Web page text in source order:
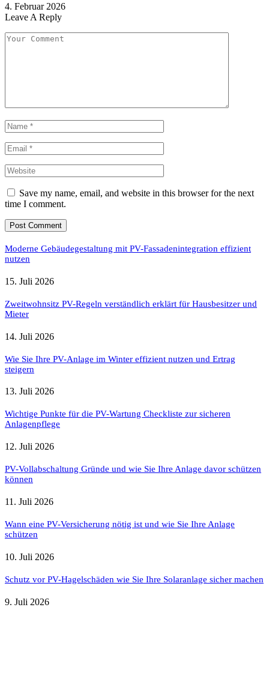
4. Februar 2026
Leave A Reply
Save my name, email, and website in this browser for the next
time I comment.
Moderne Gebäudegestaltung mit PV-Fassadenintegration effizient
nutzen
15. Juli 2026
Zweitwohnsitz PV-Regeln verständlich erklärt für Hausbesitzer und
Mieter
14. Juli 2026
Wie Sie Ihre PV-Anlage im Winter effizient nutzen und Ertrag
steigern
13. Juli 2026
Wichtige Punkte für die PV-Wartung Checkliste zur sicheren
Anlagenpflege
12. Juli 2026
PV-Vollabschaltung Gründe und wie Sie Ihre Anlage davor schützen
können
11. Juli 2026
Wann eine PV-Versicherung nötig ist und wie Sie Ihre Anlage
schützen
10. Juli 2026
Schutz vor PV-Hagelschäden wie Sie Ihre Solaranlage sicher machen
9. Juli 2026